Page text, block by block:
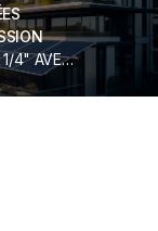
MÂLE 1/4"